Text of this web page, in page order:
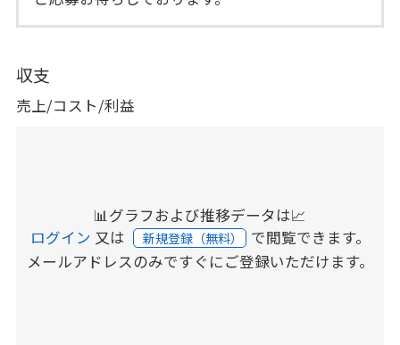
収支
売上/コスト/利益
📊グラフおよび推移データは📈
ログイン 又は 新規登録（無料） で閲覧できます。
メールアドレスのみですぐにご登録いただけます。